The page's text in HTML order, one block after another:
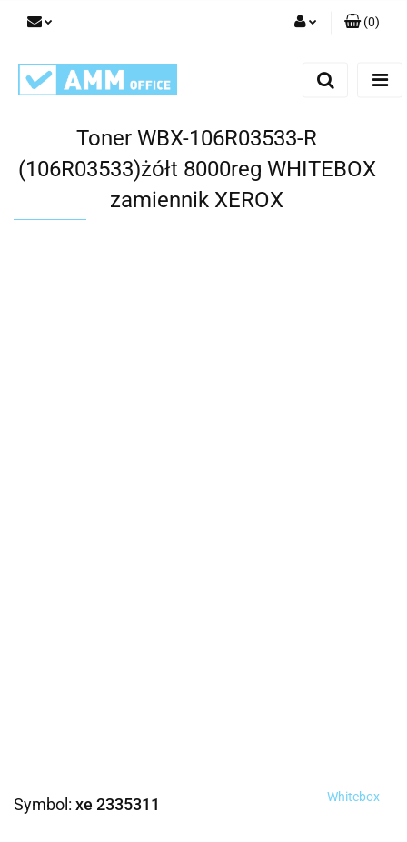
(0)
Toner WBX-106R03533-R
(106R03533)żółt 8000reg WHITEBOX
zamiennik XEROX
Symbol: xe 2335311 Whitebox